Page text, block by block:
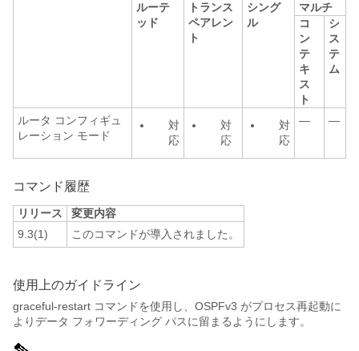
ルーテ
ッド
トランス
ペアレン
ト
シング
ル
マルチ
コ
ン
テ
キ
ス
ト
シ
ス
テ
ム
ルータ コンフィギュ
レーション モード
対
応
対
応
対
応
— —
コマンド履歴
リリース
変更内容
9.3(1)
このコマンドが導入されました。
使用上のガイドライン
graceful-restart コマンドを使用し、OSPFv3 がプロセス再起動に
よりデータ フォワーディング パスに留まるようにします。